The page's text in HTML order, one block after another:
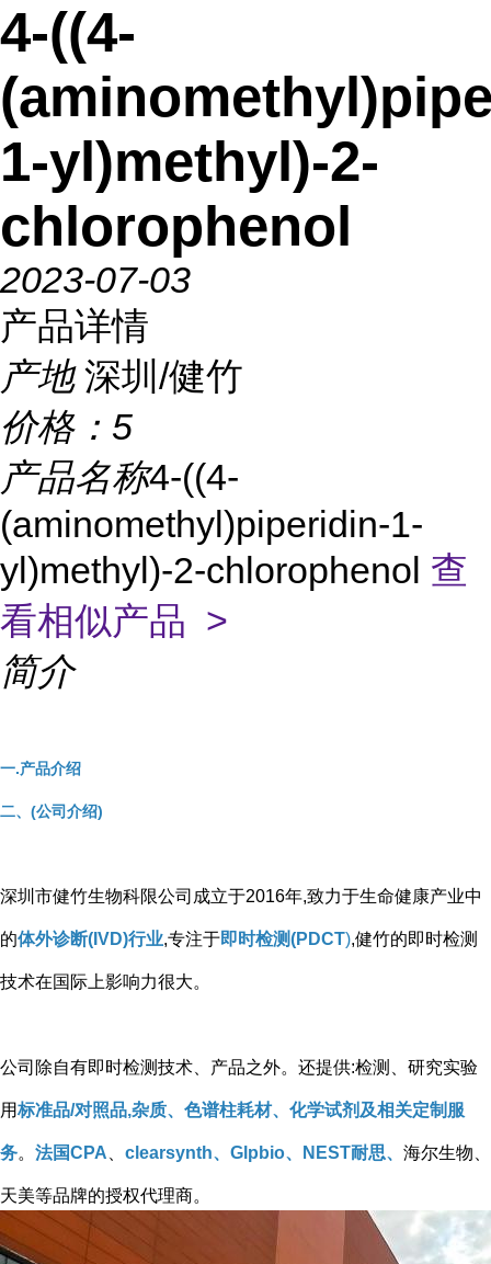
4-((4-
1-yl)methyl)-2-
chlorophenol
2023-07-03
产品详情
产地 深圳/健竹
价格： 5
产品名称4-((4-
(aminomethyl)piperidin-1-
yl)methyl)-2-chlorophenol 查
看相似产品 >
简介
一.产品介绍
二、(公司介绍)
深圳市健竹生物科限公司成立于2016年,致力于生命健康产业中
的体外诊断(IVD)行业,专注于即时检测(PDCT),健竹的即时检测
技术在国际上影响力很大。
公司除自有即时检测技术、产品之外。还提供:检测、研究实验
用标准品/对照品,杂质、色谱柱耗材、化学试剂及相关定制服
务。 法国CPA clearsynth、Glpbio、NEST耐思、 海尔生物、
天美等品牌的授权代理商。